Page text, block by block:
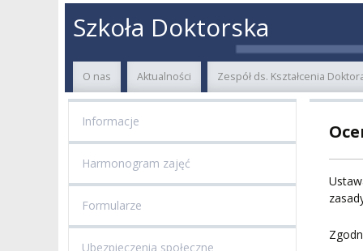
KADRA PEDAGOGICZNA
DOKTORATY HC
PROFESURY HONOROWE
WYDZIAŁY
OGÓLNOUCZELNIANY
ZESPÓŁ DYDAKTYCZNY
SZKOŁA DOKTORSKA
EWALUACJA
JAKOŚĆ KSZTAŁCENIA
NOSTRYFIKACJA
DYPLOMÓW
NOSTRYFIKACJA
POSTĘPOWANIA
Szkoła Doktorska
O nas Aktualności Zespół ds. Kształcenia
Informacje
Harmonogram zajęć
Formularze
Ubezpieczenia społeczne